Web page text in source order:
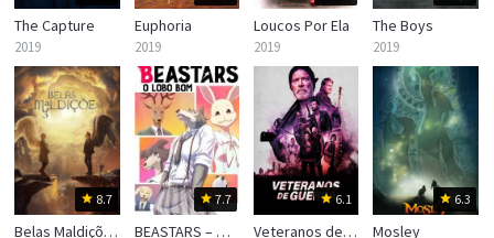
The Capture
2019
Euphoria
2019
Loucos Por Ela
2019
The Boys
2019
8.7
Belas Maldições (Good Omens)
7.7
BEASTARS – O Lobo Bom
6.1
Veteranos de Guerra
6.3
Mosley